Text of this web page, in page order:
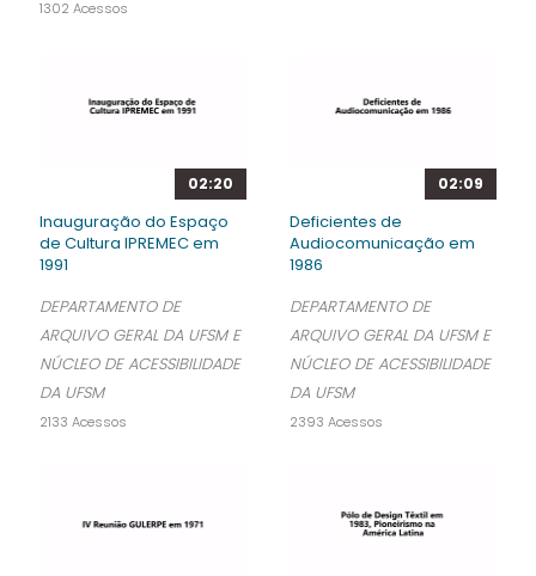
1302 Acessos
02:20
Inauguração do Espaço
de Cultura IPREMEC em
1991
DEPARTAMENTO DE
ARQUIVO GERAL DA UFSM E
NÚCLEO DE ACESSIBILIDADE
DA UFSM
2133 Acessos
02:09
Deficientes de
Audiocomunicação em
1986
DEPARTAMENTO DE
ARQUIVO GERAL DA UFSM E
NÚCLEO DE ACESSIBILIDADE
DA UFSM
2393 Acessos